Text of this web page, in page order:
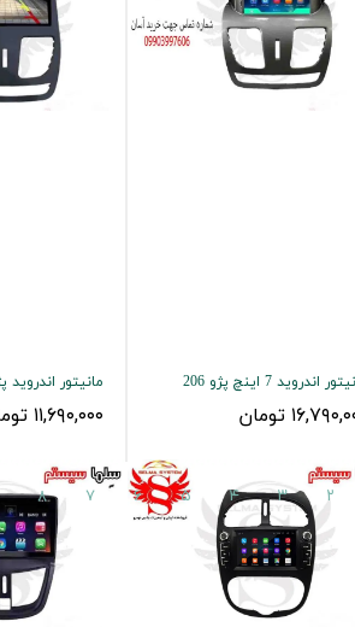
اندروید 7 اینچ پژو 206
تومان
مانیتور اندروید پژو
۱۱,۶۹۰,۰۰۰ تومان
۲ ۳ ۴ ۵ ۶ ۷ ۸